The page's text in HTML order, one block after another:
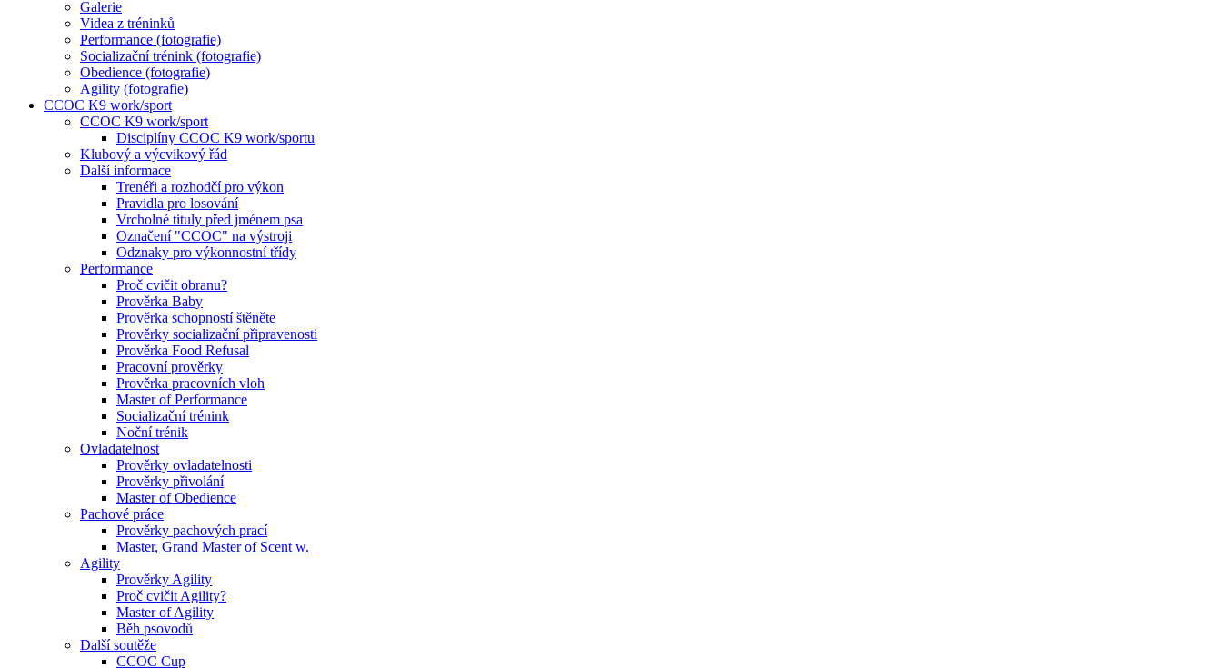
Galerie
Videa z tréninků
Performance (fotografie)
Socializační trénink (fotografie)
Obedience (fotografie)
Agility (fotografie)
CCOC K9 work/sport
CCOC K9 work/sport
Disciplíny CCOC K9 work/sportu
Klubový a výcvikový řád
Další informace
Trenéři a rozhodčí pro výkon
Pravidla pro losování
Vrcholné tituly před jménem psa
Označení "CCOC" na výstroji
Odznaky pro výkonnostní třídy
Performance
Proč cvičit obranu?
Prověrka Baby
Prověrka schopností štěněte
Prověrky socializační připravenosti
Prověrka Food Refusal
Pracovní prověrky
Prověrka pracovních vloh
Master of Performance
Socializační trénink
Noční trénik
Ovladatelnost
Prověrky ovladatelnosti
Prověrky přivolání
Master of Obedience
Pachové práce
Prověrky pachových prací
Master, Grand Master of Scent w.
Agility
Prověrky Agility
Proč cvičit Agility?
Master of Agility
Běh psovodů
Další soutěže
CCOC Cup